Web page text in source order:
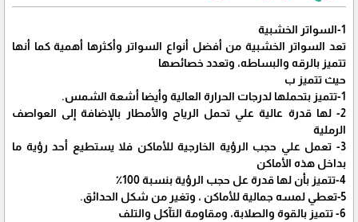
1-السواتر الخشبية
تعد السواتر الخشبية من أفضل أنواع السواتر وأكثرها أهمية كما أنها
تتميز بالرقه والبساطه، وتعدد خصائصها
حيث تتميز ب
1-تتميز بتحملها لدرجات الحرارة العالية وأيضا أشعة الشمس.
2- لها قدرة عالية علي تحمل الرياح والأمطار بالإضافة إلى العواصف
الرملية
3- تعمل علي حجب الرؤية الخارجية للأماكن فلا يستطيع أحد رؤية ما
بداخل هذه الأماكن
4-تتميز بأن لها قدرة عل حجب الرؤية بنسبة 100٪
5-تعطي لمسه جمالية للأماكن ، وتغير من شكل الحدائق.
6- تتميز بالقوة والصلابة، ومقاومة التآكل والتلف